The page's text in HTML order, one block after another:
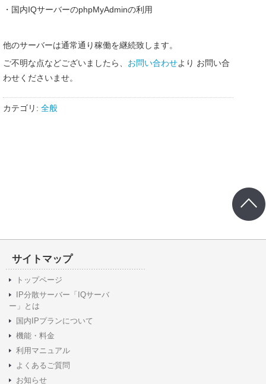
・国内IQサーバーのphpMyAdminの利用
他のサーバーは通常通り稼働を継続致します。
ご不明な点などございましたら、 お問い合わせより お問い合
わせくださいませ。
カテゴリ: 全般
サイトマップ
トップページ
IP分散サーバー「IQサーバ
ー」とは
国内IPプランについて
機能・料金
利用マニュアル
よくあるご質問
お知らせ